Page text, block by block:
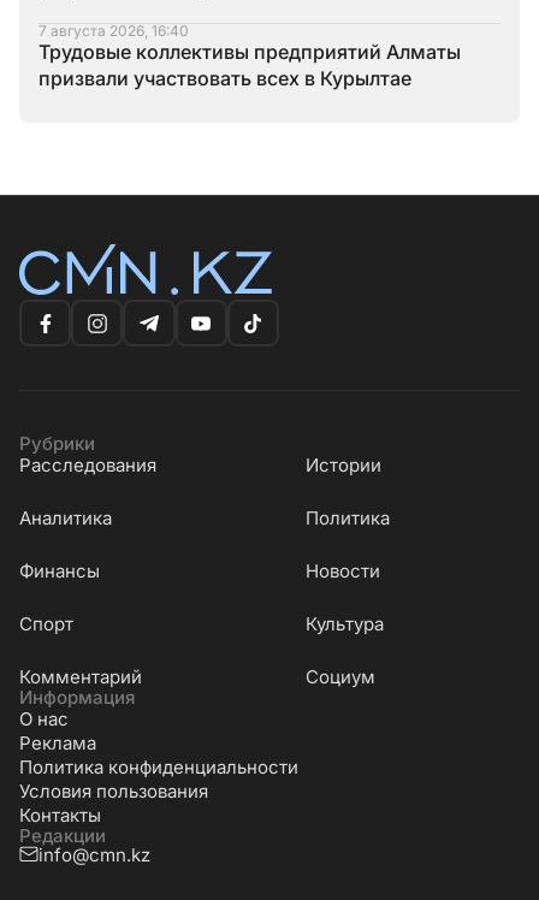
7 августа 2026, 16:40
Трудовые коллективы предприятий Алматы
призвали участвовать всех в Курылтае
Рубрики
Расследования
Истории
Аналитика Политика
Финансы Новости
Cпорт Культура
Комментарий
Социум
Информация
О нас
Реклама
Политика конфиденциальности
Условия пользования
Контакты
Редакции
info@cmn.kz